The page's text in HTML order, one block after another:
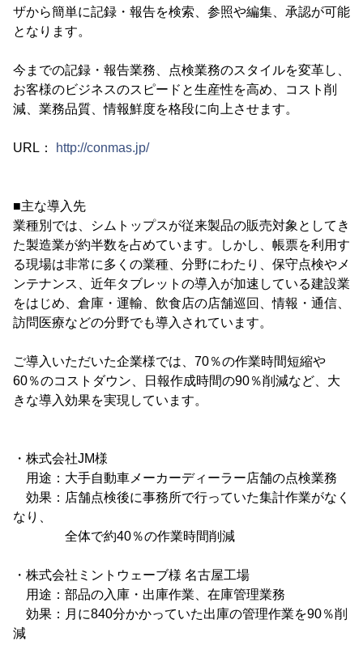
ザから簡単に記録・報告を検索、参照や編集、承認が可能
となります。
今までの記録・報告業務、点検業務のスタイルを変革し、
お客様のビジネスのスピードと生産性を高め、コスト削
減、業務品質、情報鮮度を格段に向上させます。
URL： http://conmas.jp/
■主な導入先
業種別では、シムトップスが従来製品の販売対象としてき
た製造業が約半数を占めています。しかし、帳票を利用す
る現場は非常に多くの業種、分野にわたり、保守点検やメ
ンテナンス、近年タブレットの導入が加速している建設業
をはじめ、倉庫・運輸、飲食店の店舗巡回、情報・通信、
訪問医療などの分野でも導入されています。
ご導入いただいた企業様では、70％の作業時間短縮や
60％のコストダウン、日報作成時間の90％削減など、大
きな導入効果を実現しています。
・株式会社JM様
用途：大手自動車メーカーディーラー店舗の点検業務
効果：店舗点検後に事務所で行っていた集計作業がなく
なり、
全体で約40％の作業時間削減
・株式会社ミントウェーブ様 名古屋工場
用途：部品の入庫・出庫作業、在庫管理業務
効果：月に840分かかっていた出庫の管理作業を90％削
減